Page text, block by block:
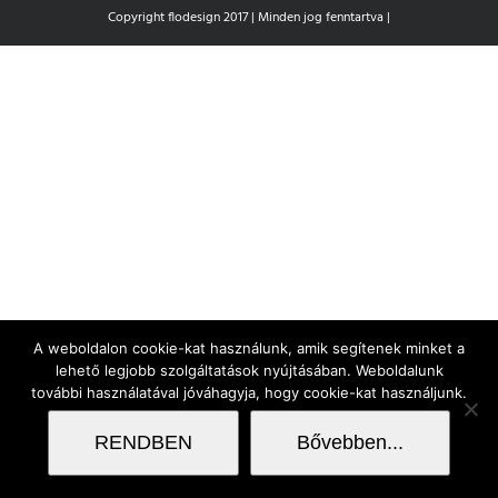
Copyright flodesign 2017 | Minden jog fenntartva |
A weboldalon cookie-kat használunk, amik segítenek minket a
lehető legjobb szolgáltatások nyújtásában. Weboldalunk
további használatával jóváhagyja, hogy cookie-kat használjunk.
RENDBEN Bővebben...